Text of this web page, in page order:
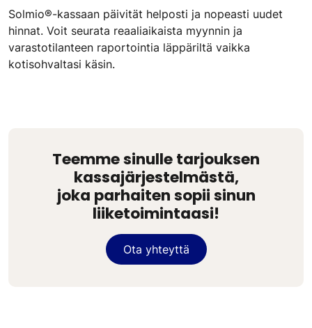
Solmio®-kassaan päivität helposti ja nopeasti uudet
hinnat. Voit seurata reaaliaikaista myynnin ja
varastotilanteen raportointia läppäriltä vaikka
kotisohvaltasi käsin.
Teemme sinulle tarjouksen
kassajärjestelmästä,
joka parhaiten sopii sinun
liiketoimintaasi!
Ota yhteyttä